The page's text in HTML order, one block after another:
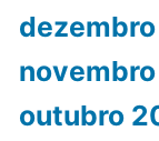
outubro